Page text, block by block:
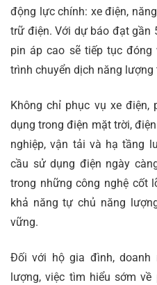
động lực chính: xe điện,
trữ điện. Với dự báo đạt gần
pin áp cao sẽ tiếp tục
trình chuyển dịch năng lượng
Không chỉ phục vụ xe
dụng trong điện mặt trời,
nghiệp, vận tải và hạ tầng
cầu sử dụng điện ngày
trong những công nghệ cốt
khả năng tự chủ năng
vững.
Đối với hộ gia đình, doanh
lượng, việc tìm hiểu sớm